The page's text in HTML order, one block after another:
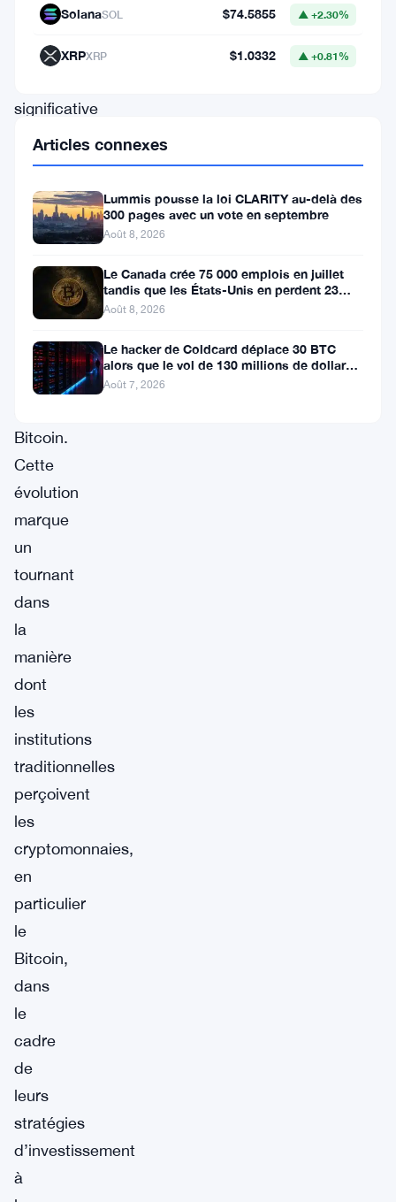
augmentant
significative
participation
dans
fonds
négocié
(ETF)
adossé
Bitcoin.
Cette
évolution
marque
un
tournant
dans
la
manière
dont
les
institutions
traditionnelles
perçoivent
les
cryptomonnaies,
en
particulier
le
Bitcoin,
dans
le
cadre
de
leurs
stratégies
d’investissement
à
SolanaSOL $74.5855 ▲ +2.30%
XRPXRP $1.0332 ▲ +0.81%
Articles connexes
Lummis pousse la loi CLARITY au-delà des
300 pages avec un vote en septembre
Août 8, 2026
Le Canada crée 75 000 emplois en juillet
tandis que les États-Unis en perdent 23
000, Bitcoin reste à 65K
Août 8, 2026
Le hacker de Coldcard déplace 30 BTC
alors que le vol de 130 millions de dollars
entre dans une nouvelle phase
Août 7, 2026